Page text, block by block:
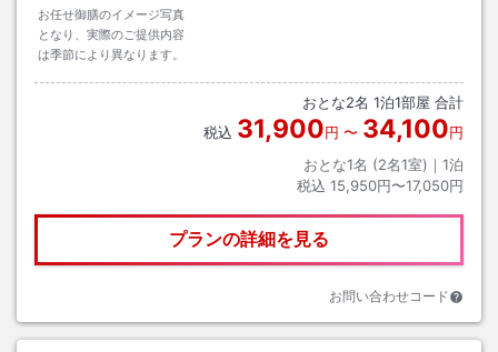
お任せ御膳のイメージ写真
となり、実際のご提供内容
は季節により異なります。
おとな2名 1泊1部屋 合計
税込 31,900円 〜 34,100円
おとな1名 (2名1室)｜ 1泊
税込 15,950円〜17,050円
プランの詳細を見る
お問い合わせコード